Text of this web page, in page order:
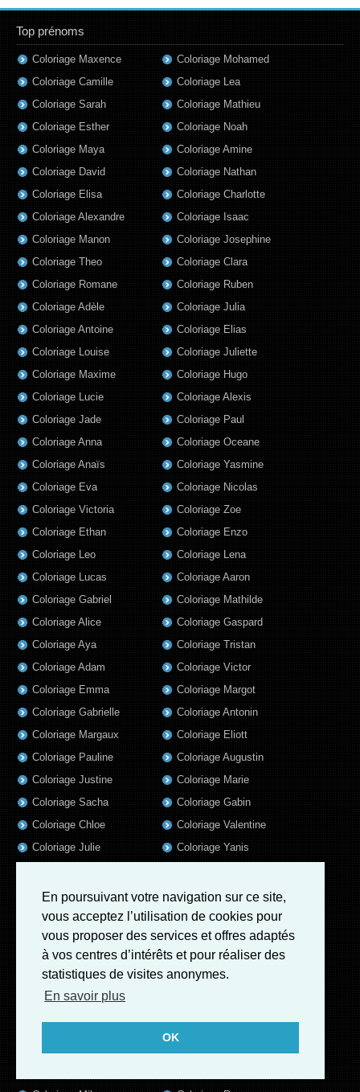
En poursuivant votre navigation sur ce site,
vous acceptez l’utilisation de cookies pour
vous proposer des services et offres adaptés
à vos centres d’intérêts et pour réaliser des
statistiques de visites anonymes.
En savoir plus
OK
Top prénoms
Coloriage Maxence
Coloriage Camille
Coloriage Sarah
Coloriage Esther
Coloriage Maya
Coloriage David
Coloriage Elisa
Coloriage Alexandre
Coloriage Manon
Coloriage Theo
Coloriage Romane
Coloriage Adèle
Coloriage Antoine
Coloriage Louise
Coloriage Maxime
Coloriage Lucie
Coloriage Jade
Coloriage Anna
Coloriage Anaïs
Coloriage Eva
Coloriage Victoria
Coloriage Ethan
Coloriage Leo
Coloriage Lucas
Coloriage Gabriel
Coloriage Alice
Coloriage Aya
Coloriage Adam
Coloriage Emma
Coloriage Gabrielle
Coloriage Mohamed
Coloriage Lea
Coloriage Mathieu
Coloriage Noah
Coloriage Amine
Coloriage Nathan
Coloriage Charlotte
Coloriage Isaac
Coloriage Josephine
Coloriage Clara
Coloriage Ruben
Coloriage Julia
Coloriage Elias
Coloriage Juliette
Coloriage Hugo
Coloriage Alexis
Coloriage Paul
Coloriage Oceane
Coloriage Yasmine
Coloriage Nicolas
Coloriage Zoe
Coloriage Enzo
Coloriage Lena
Coloriage Aaron
Coloriage Mathilde
Coloriage Gaspard
Coloriage Tristan
Coloriage Victor
Coloriage Margot
Coloriage Antonin
Coloriage Margaux
Coloriage Pauline
Coloriage Justine
Coloriage Sacha
Coloriage Chloe
Coloriage Julie
Coloriage Clemence
Coloriage Emilie
Coloriage Axel
Coloriage Lola
Coloriage Samuel
Coloriage Valentin
Coloriage Eliott
Coloriage Augustin
Coloriage Marie
Coloriage Gabin
Coloriage Valentine
Coloriage Yanis
Coloriage Tom
Coloriage Thomas
Coloriage Liam
Coloriage Baptiste
Coloriage Lisa